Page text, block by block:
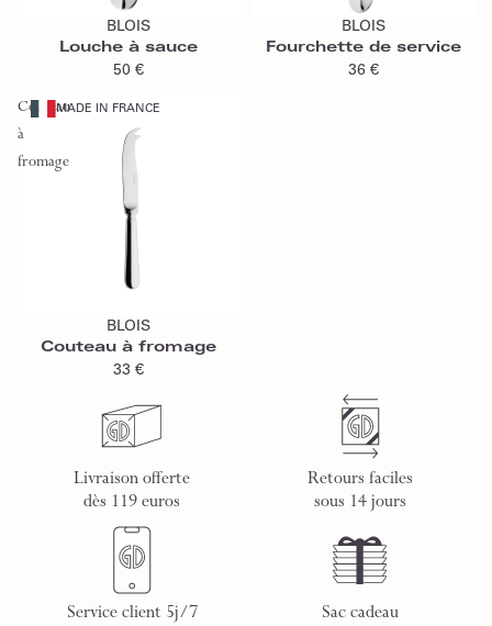
BLOIS
Louche à sauce
50 €
BLOIS
Fourchette de service
36 €
Couteau
à
fromage
MADE IN FRANCE
Ajouter au panier
BLOIS
Couteau à fromage
33 €
Livraison offerte
dès 119 euros
Retours faciles
sous 14 jours
Service client 5j/7
Sac cadeau